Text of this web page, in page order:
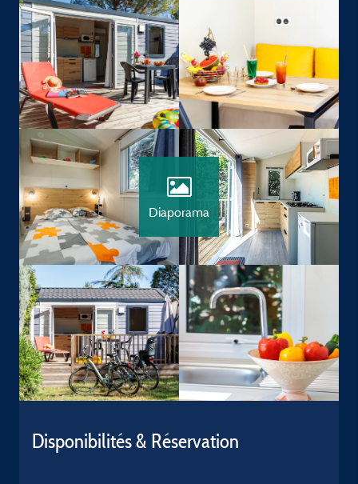
Diaporama
Disponibilités & Réservation